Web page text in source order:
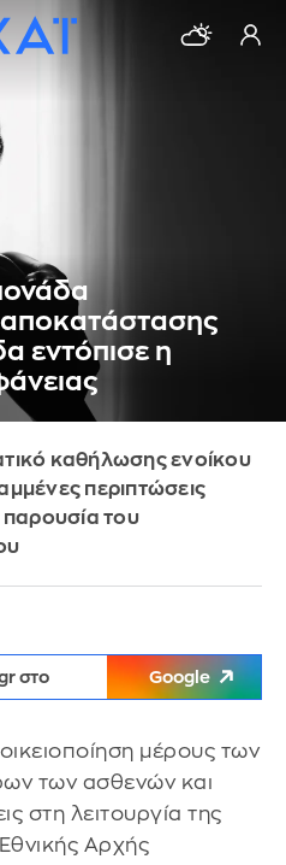
εντόπισε η
καθήλωσης ενοίκου
περιπτώσεις
παρουσία του
στο Google
μέρους των
των ασθενών και
στη λειτουργία της
Αρχής